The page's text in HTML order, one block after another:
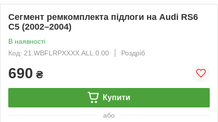
Сегмент ремкомплекта підлоги на Audi RS6
C5 (2002–2004)
В наявності
Код: 21.WBFLRPXXXX.ALL.0.00
Роздріб
690 ₴
Купити
або